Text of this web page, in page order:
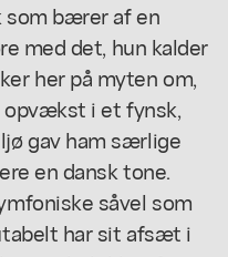
som bærer af en
med det, hun kalder
her på myten om,
opvækst i et fynsk,
gav ham særlige
en dansk tone.
såvel som
har sit afsæt i